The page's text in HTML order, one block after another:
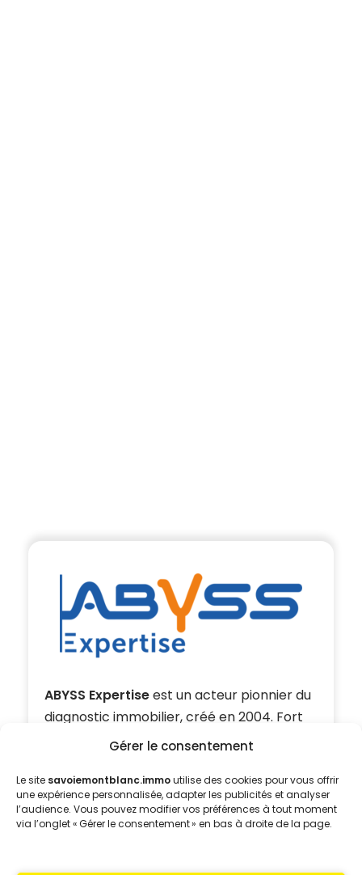
Gérer le consentement
Le site savoiemontblanc.immoutilise des cookies pour vous offrir
une expérience personnalisée, adapter les publicités et analyser
l’audience. Vous pouvez modifier vos préférences à tout moment
via l’onglet « Gérer le consentement » en bas à droite de la page.
ABYSS Expertiseest un acteur pionnier du
diagnostic immobilier, créé en 2004. Fort
de plus de200 000 diagnostics réalisés
métier et une parfaite maîtrise des
évolutions réglementaires, lui permettant
d’accompagner ses clients avec fiabilité